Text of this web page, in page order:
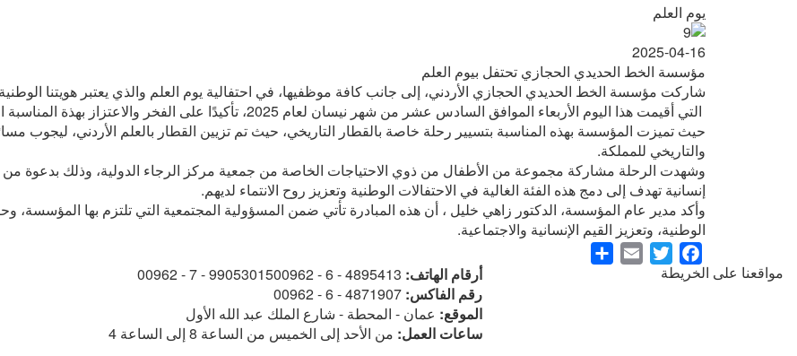
يوم العلم
2025-04-16
مؤسسة الخط الحديدي الحجازي تحتفل بيوم العلم
شاركت مؤسسة الخط الحديدي الحجازي الأردني، إلى جانب كافة موظفيها، في احتفالية يوم العلم والذي يعتبر هويتنا الوطنية
التي أقيمت هذا اليوم الأربعاء الموافق السادس عشر من شهر نيسان لعام 2025، تأكيدًا على الفخر والاعتزاز بهذة المناسبة الوطنية.
حيث تميزت المؤسسة بهذه المناسبة بتسيير رحلة خاصة بالقطار التاريخي، حيث تم تزيين القطار بالعلم الأردني، ليجوب
والتاريخي للمملكة.
وشهدت الرحلة مشاركة مجموعة من الأطفال من ذوي الاحتياجات الخاصة من جمعية مركز الرجاء الدولية، وذلك بدعوة
إنسانية تهدف إلى دمج هذه الفئة الغالية في الاحتفالات الوطنية وتعزيز روح الانتماء لديهم.
وأكد مدير عام المؤسسة، الدكتور زاهي خليل ، أن هذه المبادرة تأتي ضمن المسؤولية المجتمعية التي تلتزم بها المؤسسة،
الوطنية، وتعزيز القيم الإنسانية والاجتماعية.
Facebook
Twitter
Email
أرقام الهاتف: 00962 - 6 - 4895413
00962 - 7 - 99053015
رقم الفاكس: 00962 - 6 - 4871907
الموقع: عمان - المحطة - شارع الملك عبد الله الأول
ساعات العمل: من الأحد إلى الخميس من الساعة 8 إلى الساعة 4
مواقعنا على الخريطة